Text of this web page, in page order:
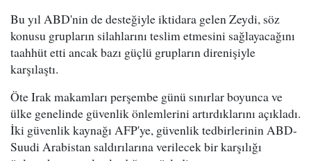
Bu yıl ABD'nin de desteğiyle iktidara gelen Zeydi, söz
konusu grupların silahlarını teslim etmesini sağlayacağını
taahhüt etti ancak bazı güçlü grupların direnişiyle
karşılaştı.
Öte Irak makamları perşembe günü sınırlar boyunca ve
ülke genelinde güvenlik önlemlerini artırdıklarını açıkladı.
İki güvenlik kaynağı AFP'ye, güvenlik tedbirlerinin ABD-
Suudi Arabistan saldırılarına verilecek bir karşılığı